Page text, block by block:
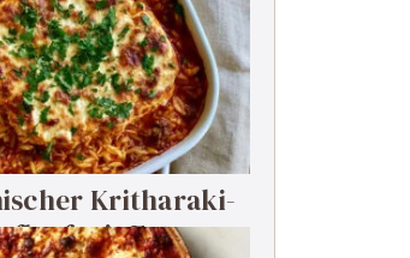
Kritharaki-
mit Feta